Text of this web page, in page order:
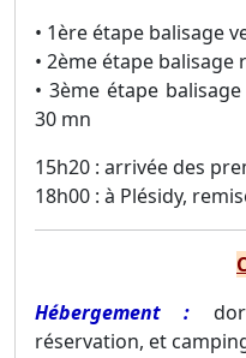
• 1ère étape balisage
• 2ème étape
• 3ème étape
30 mn
15h20 : arrivée des
18h00 : à Plésidy,
Hébergement :
réservation, et